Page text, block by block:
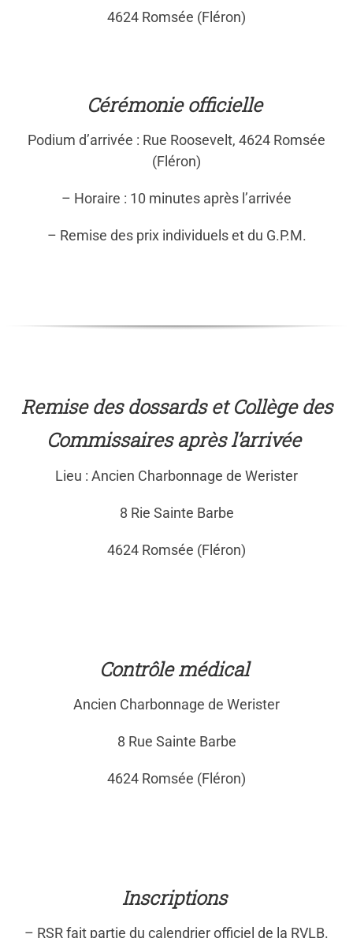
4624 Romsée (Fléron)
Cérémonie officielle
Podium d’arrivée : Rue Roosevelt, 4624 Romsée
(Fléron)
– Horaire : 10 minutes après l’arrivée
– Remise des prix individuels et du G.P.M.
Remise des dossards et Collège des
Commissaires après l’arrivée
Lieu : Ancien Charbonnage de Werister
8 Rie Sainte Barbe
4624 Romsée (Fléron)
Contrôle médical
Ancien Charbonnage de Werister
8 Rue Sainte Barbe
4624 Romsée (Fléron)
Inscriptions
– RSR fait partie du calendrier officiel de la RVLB.